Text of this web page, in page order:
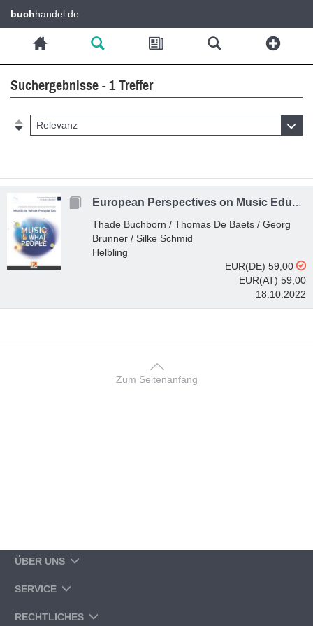
buchhandel.de
Suchergebnisse - 1 Treffer
Relevanz
Thade Buchborn / Thomas De Baets / Georg
Brunner / Silke Schmid
Helbling
EUR(DE) 59,00
EUR(AT) 59,00
18.10.2022
Zum Seitenanfang
ÜBER UNS
SERVICE
RECHTLICHES